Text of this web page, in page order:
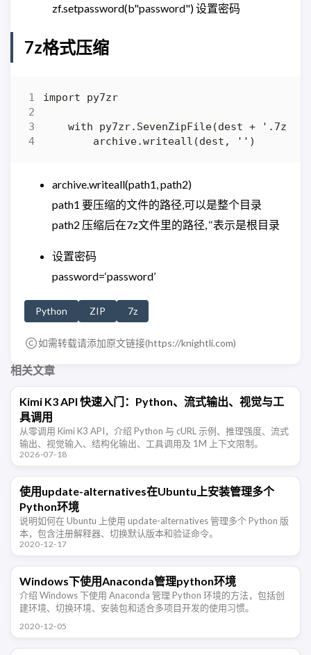
zf.setpassword(b"password") 设置密码
7z格式压缩
archive.writeall(path1, path2)
path1 要压缩的文件的路径,可以是整个目录
path2 压缩后在7z文件里的路径, ‘‘表示是根目录
设置密码
password=‘password’
Python ZIP 7z
如需转载请添加原文链接(https://knightli.com)
相关文章
Kimi K3 API 快速入门：Python、流式输出、视觉与工
具调用
从零调用 Kimi K3 API，介绍 Python 与 cURL 示例、推理强度、流式
输出、视觉输入、结构化输出、工具调用及 1M 上下文限制。
2026-07-18
使用update-alternatives在Ubuntu上安装管理多个
Python环境
说明如何在 Ubuntu 上使用 update-alternatives 管理多个 Python 版
本，包含注册解释器、切换默认版本和验证命令。
2020-12-17
Windows下使用Anaconda管理python环境
介绍 Windows 下使用 Anaconda 管理 Python 环境的方法，包括创
建环境、切换环境、安装包和适合多项目开发的使用习惯。
2020-12-05